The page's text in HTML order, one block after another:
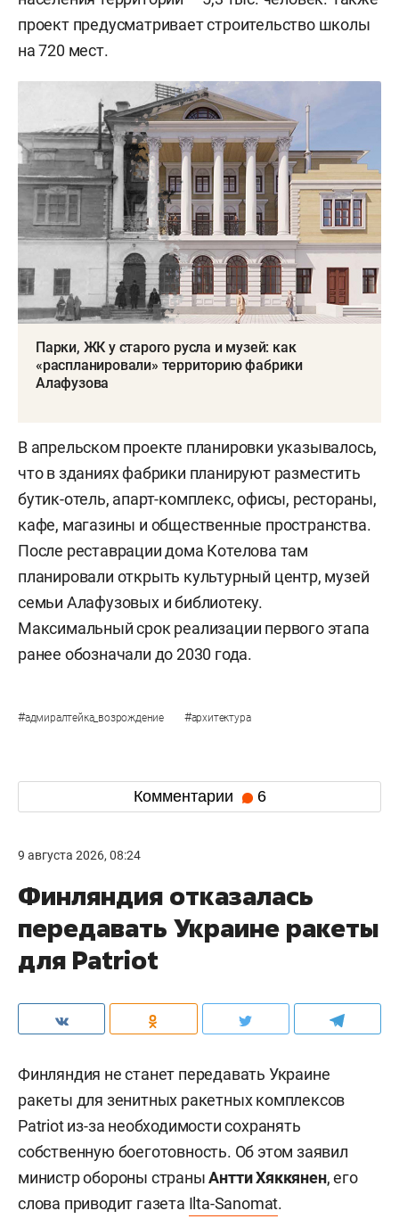
проект предусматривает строительство школы
на 720 мест.
Парки, ЖК у старого русла и музей: как
«распланировали» территорию фабрики
Алафузова
В апрельском проекте планировки указывалось,
что в зданиях фабрики планируют разместить
бутик-отель, апарт-комплекс, офисы, рестораны,
кафе, магазины и общественные пространства.
После реставрации дома Котелова там
планировали открыть культурный центр, музей
семьи Алафузовых и библиотеку.
Максимальный срок реализации первого этапа
ранее обозначали до 2030 года.
#адмиралтейка_возрождение #архитектура
Комментарии 6
9 августа 2026, 08:24
Финляндия отказалась
передавать Украине ракеты
для Patriot
Финляндия не станет передавать Украине
ракеты для зенитных ракетных комплексов
Patriot из-за необходимости сохранять
собственную боеготовность. Об этом заявил
министр обороны страныАнтти Хяккянен, его
слова приводит газета Ilta-Sanomat.